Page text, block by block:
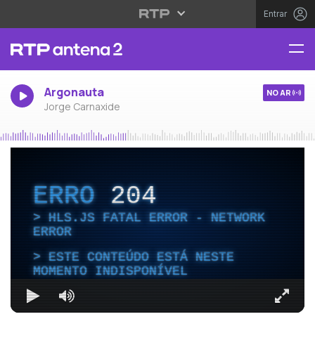
Entrar
Argonauta
Jorge Carnaxide
NO AR
ERRO204
HLS.JS FATAL ERROR - NETWORK
ERROR
ESTE CONTEÚDO ESTÁ NESTE
MOMENTO INDISPONÍVEL